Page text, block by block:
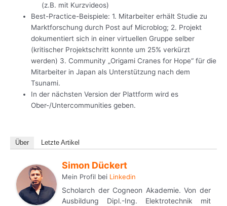
(z.B. mit Kurzvideos)
Best-Practice-Beispiele: 1. Mitarbeiter erhält Studie zu
Marktforschung durch Post auf Microblog; 2. Projekt
dokumentiert sich in einer virtuellen Gruppe selber
(kritischer Projektschritt konnte um 25% verkürzt
werden) 3. Community „Origami Cranes for Hope“ für die
Mitarbeiter in Japan als Unterstützung nach dem
Tsunami.
In der nächsten Version der Plattform wird es
Ober-/Untercommunities geben.
Über Letzte Artikel
Simon Dückert
Mein Profil bei Linkedin
Scholarch der Cogneon Akademie. Von der
Ausbildung Dipl.-Ing. Elektrotechnik mit